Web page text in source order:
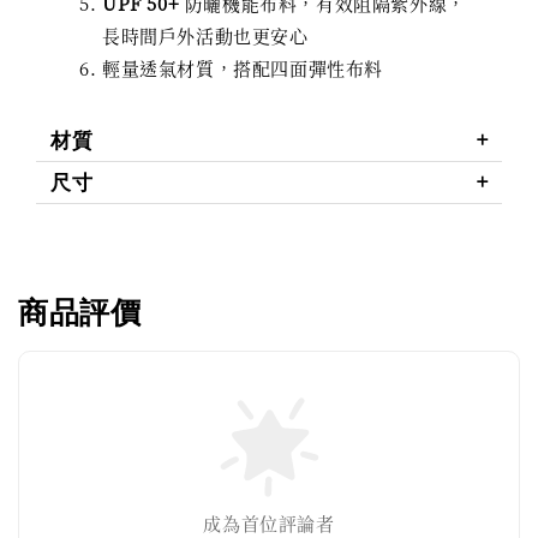
長時間戶外活動也更安心
輕量透氣材質，搭配四面彈性布料
材質
尺寸
商品評價
成為首位評論者